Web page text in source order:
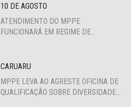
10 DE AGOSTO
ATENDIMENTO DO MPPE
FUNCIONARÁ EM REGIME DE
CARUARU
MPPE LEVA AO AGRESTE OFICINA DE
QUALIFICAÇÃO SOBRE DIVERSIDADE